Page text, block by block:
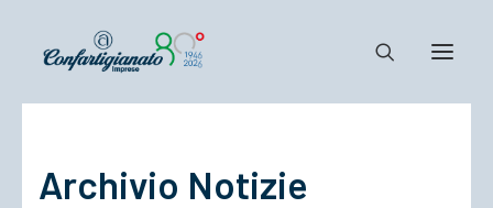
Confartigianato
Archivio Notizie